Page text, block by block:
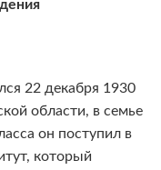
22 декабря 1930
области, в семье
он поступил в
который